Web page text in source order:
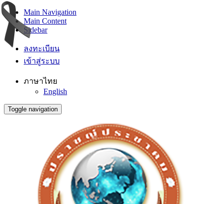
Main Navigation
Main Content
Sidebar
ลงทะเบียน
เข้าสู่ระบบ
ภาษาไทย
English
Toggle navigation